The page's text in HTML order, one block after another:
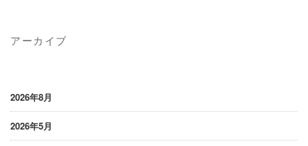
アーカイブ
2026年8月
2026年5月